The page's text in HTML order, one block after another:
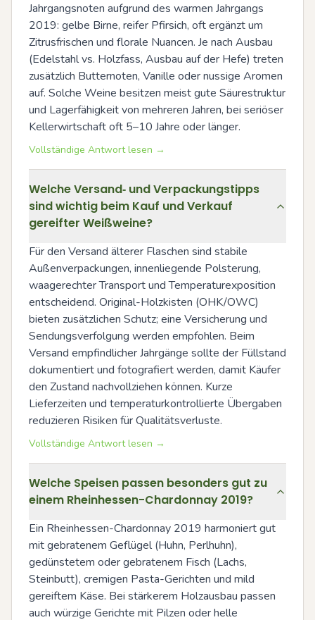
Jahrgangsnoten aufgrund des warmen Jahrgangs
2019: gelbe Birne, reifer Pfirsich, oft ergänzt um
Zitrusfrischen und florale Nuancen. Je nach Ausbau
(Edelstahl vs. Holzfass, Ausbau auf der Hefe) treten
zusätzlich Butternoten, Vanille oder nussige Aromen
auf. Solche Weine besitzen meist gute Säurestruktur
und Lagerfähigkeit von mehreren Jahren, bei seriöser
Kellerwirtschaft oft 5–10 Jahre oder länger.
Vollständige Antwort lesen →
Welche Versand‑ und Verpackungstipps
sind wichtig beim Kauf und Verkauf
gereifter Weißweine?
Für den Versand älterer Flaschen sind stabile
Außenverpackungen, innenliegende Polsterung,
waagerechter Transport und Temperaturexposition
entscheidend. Original-Holzkisten (OHK/OWC)
bieten zusätzlichen Schutz; eine Versicherung und
Sendungsverfolgung werden empfohlen. Beim
Versand empfindlicher Jahrgänge sollte der Füllstand
dokumentiert und fotografiert werden, damit Käufer
den Zustand nachvollziehen können. Kurze
Lieferzeiten und temperaturkontrollierte Übergaben
reduzieren Risiken für Qualitätsverluste.
Vollständige Antwort lesen →
Welche Speisen passen besonders gut zu
einem Rheinhessen-Chardonnay 2019?
Ein Rheinhessen-Chardonnay 2019 harmoniert gut
mit gebratenem Geflügel (Huhn, Perlhuhn),
gedünstetem oder gebratenem Fisch (Lachs,
Steinbutt), cremigen Pasta-Gerichten und mild
gereiftem Käse. Bei stärkerem Holzausbau passen
auch würzige Gerichte mit Pilzen oder helle